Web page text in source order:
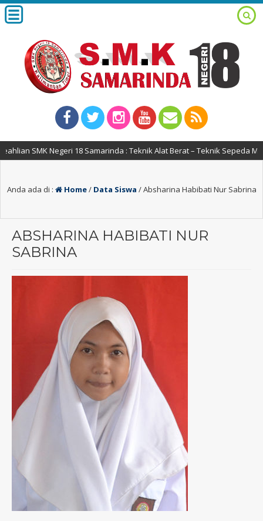
SMK Negeri 18 Samarinda : Teknik Alat Berat – Teknik Sepeda
Anda ada di : Home/ Data Siswa /Absharina Habibati Nur Sabrina
ABSHARINA HABIBATI NUR
SABRINA